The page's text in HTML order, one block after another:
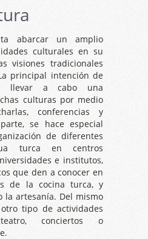
abarcar un amplio
culturales en su
visiones tradicionales
principal intención de
llevar a cabo una
culturas por medio
conferencias y
se hace especial
de diferentes
turca en centros
e institutos,
que den a conocer en
de la cocina turca, y
la artesanía. Del mismo
tipo de actividades
conciertos o